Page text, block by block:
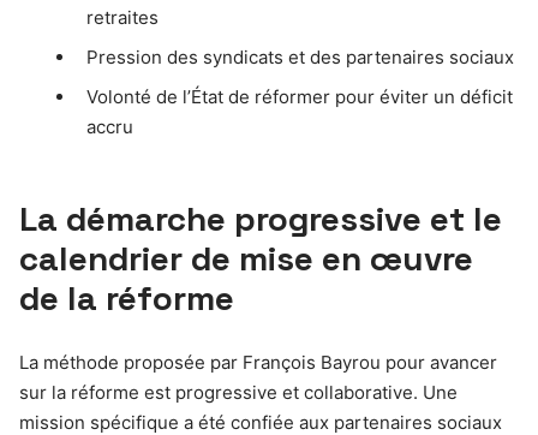
retraites
Pression des syndicats et des partenaires sociaux
Volonté de l’État de réformer pour éviter un déficit
accru
La démarche progressive et le
calendrier de mise en œuvre
de la réforme
La méthode proposée par François Bayrou pour avancer
sur la réforme est progressive et collaborative. Une
mission spécifique a été confiée aux partenaires sociaux